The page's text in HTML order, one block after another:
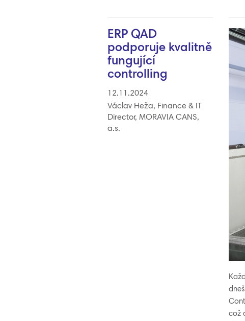
ERP QAD
podporuje kvalitně
fungující
controlling
12.11.2024
Václav Heža, Finance & IT
Director, MORAVIA CANS,
a.s.
což